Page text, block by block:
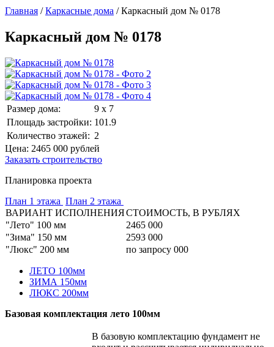
Главная /Каркасные дома /Каркасный дом № 0178
Каркасный дом № 0178
Размер дома:
9 x 7
Площадь застройки: 101.9
Количество этажей: 2
Цена: 2465 000 рублей
Заказать строительство
Планировка проекта
План 1 этажа План 2 этажа
ВАРИАНТ ИСПОЛНЕНИЯСТОИМОСТЬ, В РУБЛЯХ
"Лето" 100 мм
2465 000
"Зима" 150 мм
2593 000
"Люкс" 200 мм
по запросу 000
ЛЕТО 100мм
ЗИМА 150мм
ЛЮКС 200мм
Базовая комплектация лето 100мм
В базовую комплектацию фундамент не